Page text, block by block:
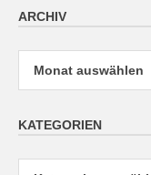
ARCHIV
Archiv
KATEGORIEN